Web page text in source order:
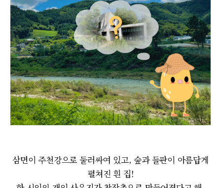
삼면이 주천강으로 둘러싸여 있고, 숲과 들판이 아름답게
펼쳐진 흰 집!